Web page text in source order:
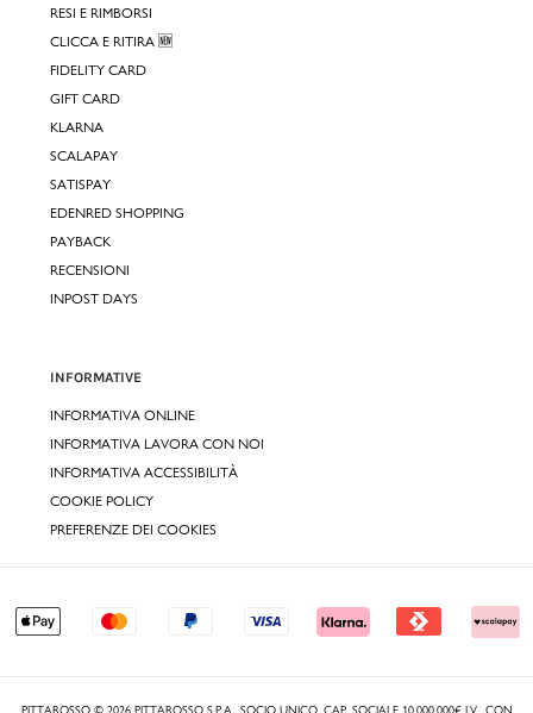
RESI E RIMBORSI
CLICCA E RITIRA 🆕
FIDELITY CARD
GIFT CARD
KLARNA
SCALAPAY
SATISPAY
EDENRED SHOPPING
PAYBACK
RECENSIONI
INPOST DAYS
INFORMATIVE
INFORMATIVA ONLINE
INFORMATIVA LAVORA CON NOI
INFORMATIVA ACCESSIBILITÀ
COOKIE POLICY
PREFERENZE DEI COOKIES
PITTAROSSO © 2026 PITTAROSSO S.P.A., SOCIO UNICO, CAP. SOCIALE 10.000.000€ I.V., CON